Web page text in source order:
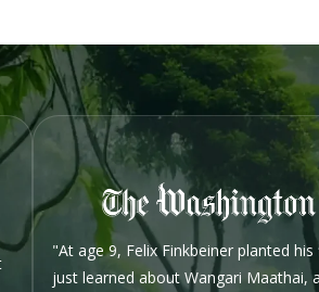
"At age 9, Felix Finkbeiner planted
just learned about Wangari Maathai,